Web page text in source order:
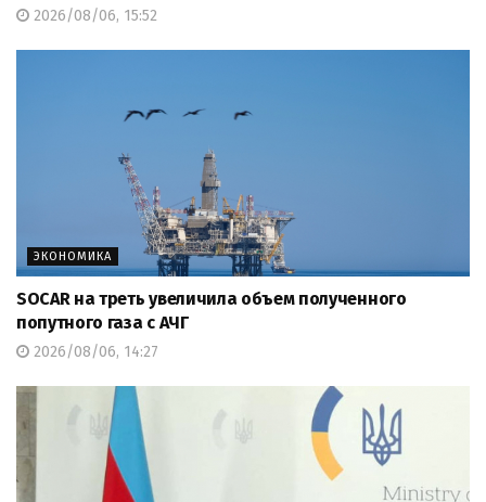
2026/08/06, 15:52
ЭКОНОМИКА
SOCAR на треть увеличила объем полученного
попутного газа с АЧГ
2026/08/06, 14:27